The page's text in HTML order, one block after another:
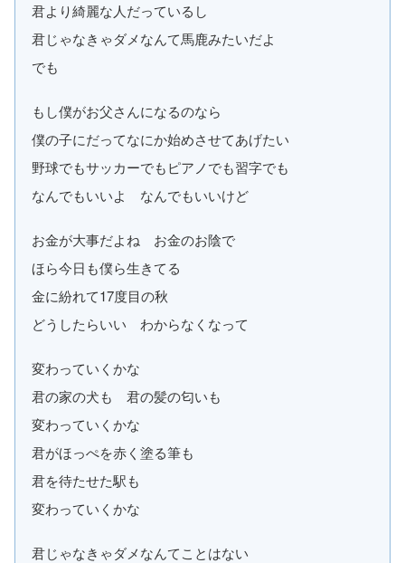
君より綺麗な人だっているし
君じゃなきゃダメなんて馬鹿みたいだよ
でも
もし僕がお父さんになるのなら
僕の子にだってなにか始めさせてあげたい
野球でもサッカーでもピアノでも習字でも
なんでもいいよ なんでもいいけど
お金が大事だよね お金のお陰で
ほら今日も僕ら生きてる
金に紛れて17度目の秋
どうしたらいい わからなくなって
変わっていくかな
君の家の犬も 君の髪の匂いも
変わっていくかな
君がほっぺを赤く塗る筆も
君を待たせた駅も
変わっていくかな
君じゃなきゃダメなんてことはない